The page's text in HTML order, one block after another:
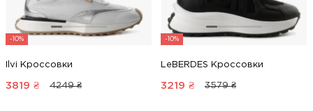
-10%
Ilvi Кроссовки
3819 ₴ 4249 ₴
-10%
LeBERDES Кроссовки
3219 ₴ 3579 ₴